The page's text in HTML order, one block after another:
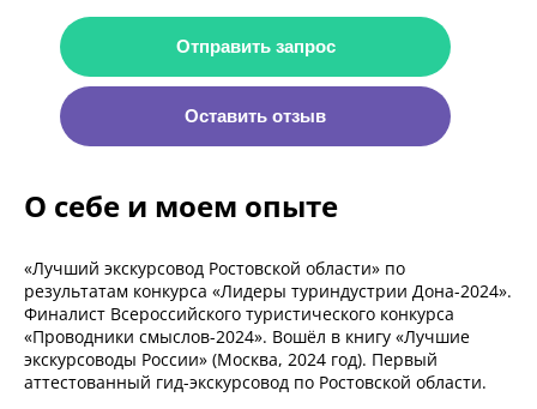
Отправить запрос
Оставить отзыв
О себе и моем опыте
«Лучший экскурсовод Ростовской области» по
результатам конкурса «Лидеры туриндустрии Дона-2024».
Финалист Всероссийского туристического конкурса
«Проводники смыслов-2024». Вошёл в книгу «Лучшие
экскурсоводы России» (Москва, 2024 год). Первый
аттестованный гид-экскурсовод по Ростовской области.